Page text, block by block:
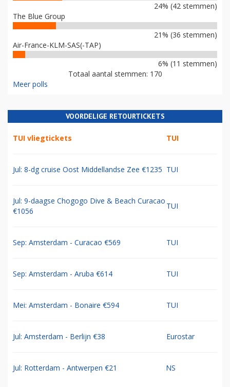
24% (42 stemmen)
The Blue Group
21% (36 stemmen)
Air-France-KLM-SAS(-TAP)
6% (11 stemmen)
Totaal aantal stemmen: 170
Meer polls
VOORDELIGE RETOURTICKETS
TUI vliegtickets TUI
Jul: 8-dg cruise Oost Middellandse Zee €1235 TUI
Jul: 9-daagse Chogogo Dive & Beach Curacao
€1056
TUI
Sep: Amsterdam - Curacao €569 TUI
Sep: Amsterdam - Aruba €614 TUI
Mei: Amsterdam - Bonaire €594 TUI
Jul: Amsterdam - Berlijn €38 Eurostar
Jul: Rotterdam - Antwerpen €21 NS